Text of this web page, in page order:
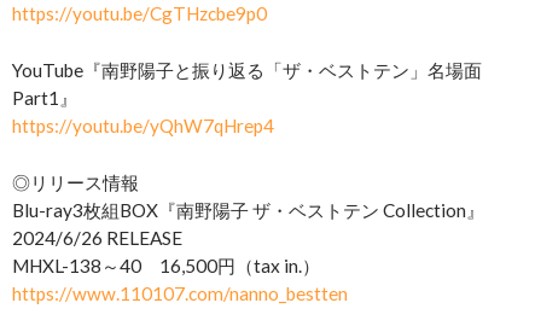
https://youtu.be/CgTHzcbe9p0
YouTube『南野陽子と振り返る「ザ・ベストテン」名場面
Part1』
https://youtu.be/yQhW7qHrep4
◎リリース情報
Blu-ray3枚組BOX『南野陽子 ザ・ベストテン Collection』
2024/6/26 RELEASE
MHXL-138～40 16,500円（tax in.）
https://www.110107.com/nanno_bestten